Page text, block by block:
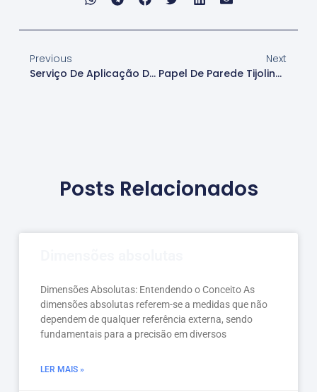
Previous
Serviço De Aplicação De Papel De Parede Tijolinho Barueri
Next
Papel De Parede Tijolinho Em Barueri
Posts Relacionados
Dimensões Absolutas: Entendendo o Conceito As
dimensões absolutas referem-se a medidas que não
dependem de qualquer referência externa, sendo
fundamentais para a precisão em diversos
LER MAIS »